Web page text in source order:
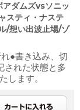
ダムズvsソニッ
スティ・ナステ
/想い出波止場/ゾ
●書き込み、切
された状態と多
します。